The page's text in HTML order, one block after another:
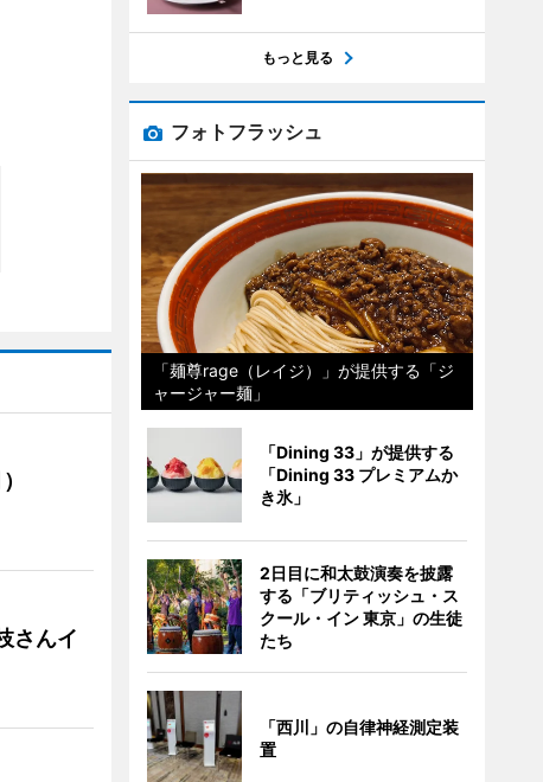
さんイ
もっと見る
フォトフラッシュ
「麺尊rage（レイジ）」が提供する「ジ
ャージャー麺」
「Dining 33」が提供する
「Dining 33 プレミアムか
き氷」
2日目に和太鼓演奏を披露
する「ブリティッシュ・ス
クール・イン 東京」の生徒
たち
「西川」の自律神経測定装
置